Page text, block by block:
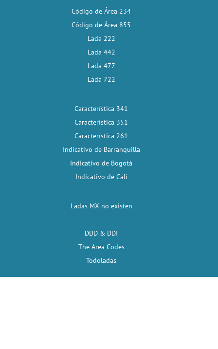
Código de Área 234
Código de Área 855
Lada 222
Lada 442
Lada 477
Lada 722
Característica 341
Característica 351
Característica 261
Indicativo de Barranquilla
Indicativo de Bogotá
Indicativo de Cali
Ladas MX no existen
DDD & DDI
The Area Codes
Todoladas